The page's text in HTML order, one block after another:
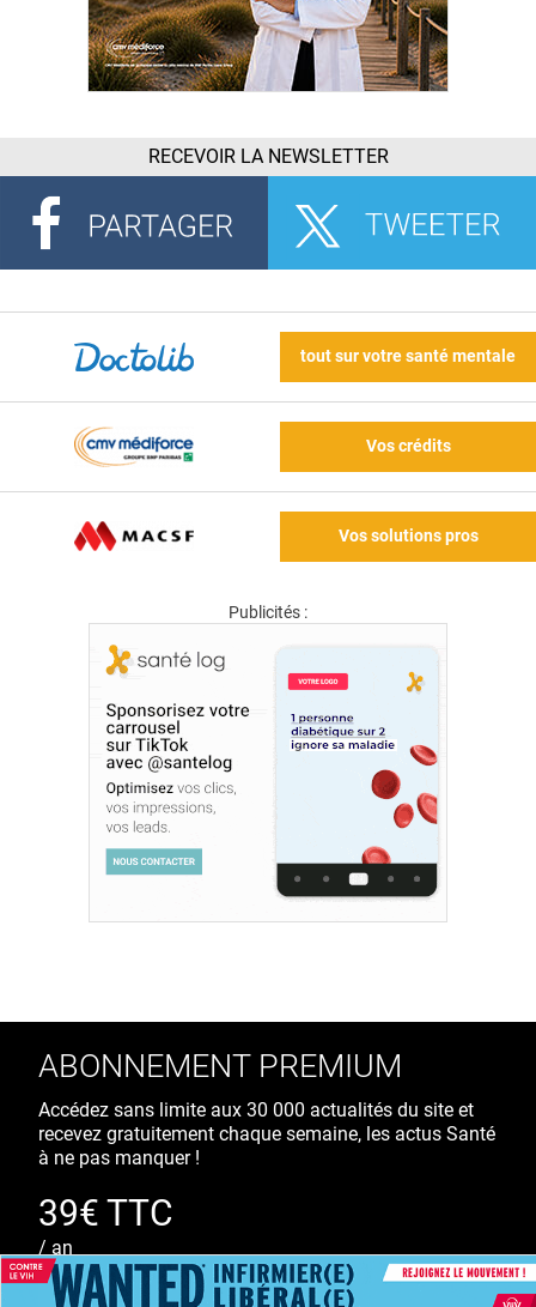
RECEVOIR LA NEWSLETTER
tout sur votre santé mentale
Vos crédits
Vos solutions pros
Publicités :
ABONNEMENT PREMIUM
Accédez sans limite aux 30 000 actualités du site et
recevez gratuitement chaque semaine, les actus Santé
à ne pas manquer !
39€ TTC
/ an